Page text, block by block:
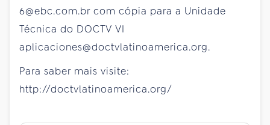
6@ebc.com.br com cópia para a Unidade
Técnica do DOCTV VI
aplicaciones@doctvlatinoamerica.org.
Para saber mais visite:
http://doctvlatinoamerica.org/